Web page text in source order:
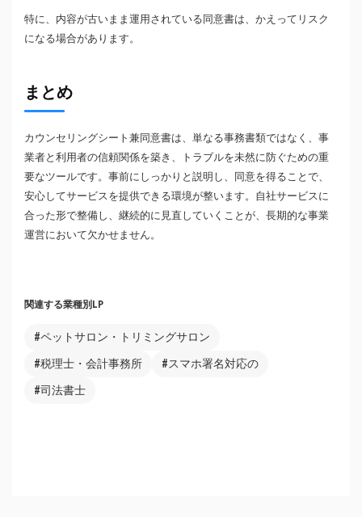
特に、内容が古いまま運用されている同意書は、かえってリスク
になる場合があります。
まとめ
カウンセリングシート兼同意書は、単なる事務書類ではなく、事
業者と利用者の信頼関係を築き、トラブルを未然に防ぐための重
要なツールです。事前にしっかりと説明し、同意を得ることで、
安心してサービスを提供できる環境が整います。自社サービスに
合った形で整備し、継続的に見直していくことが、長期的な事業
運営において欠かせません。
関連する業種別LP
#ペットサロン・トリミングサロン
#税理士・会計事務所 #スマホ署名対応の
#司法書士